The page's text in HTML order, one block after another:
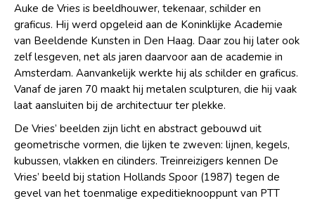
Auke de Vries is beeldhouwer, tekenaar, schilder en
graficus. Hij werd opgeleid aan de Koninklijke Academie
van Beeldende Kunsten in Den Haag. Daar zou hij later ook
zelf lesgeven, net als jaren daarvoor aan de academie in
Amsterdam. Aanvankelijk werkte hij als schilder en graficus.
Vanaf de jaren 70 maakt hij metalen sculpturen, die hij vaak
laat aansluiten bij de architectuur ter plekke.
De Vries’ beelden zijn licht en abstract gebouwd uit
geometrische vormen, die lijken te zweven: lijnen, kegels,
kubussen, vlakken en cilinders. Treinreizigers kennen De
Vries’ beeld bij station Hollands Spoor (1987) tegen de
gevel van het toenmalige expeditieknooppunt van PTT